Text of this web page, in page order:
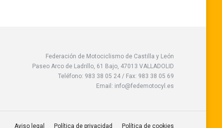
Federación de Motociclismo de Castilla y León
Paseo Arco de Ladrillo, 61 Bajo, 47013 VALLADOLID
Teléfono: 983 38 05 24 / Fax: 983 38 05 69
Email: info@fedemotocyl.es
Aviso legal Política de privacidad Política de cookies